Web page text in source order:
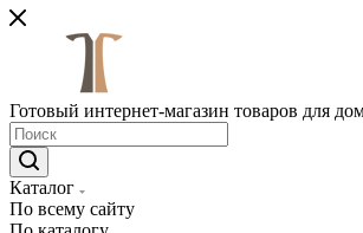
Готовый интернет-магазин товаров для
Каталог
По всему сайту